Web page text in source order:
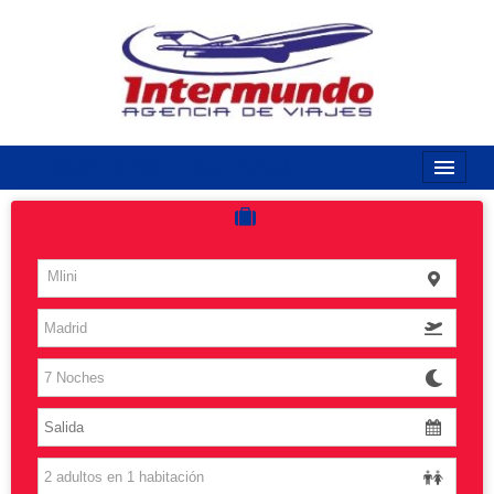
Costas
Vuelos
Islas
Caribe
Grandes Viajes
Mlini